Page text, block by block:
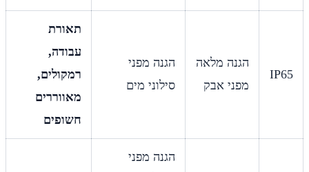
IP65
הגנה מלאה
מפני אבק
הגנה מפני
סילוני מים
תאורת
עבודה,
רמקולים,
מאווררים
חשופים
הגנה מפני